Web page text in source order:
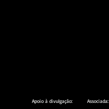
Apoio à divulgação: Associada: